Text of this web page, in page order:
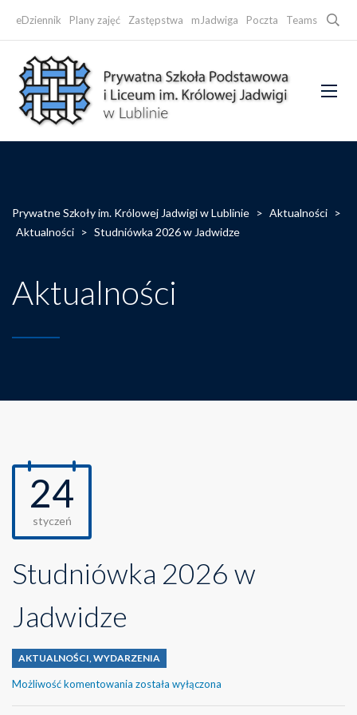
eDziennik Plany zajęć Zastępstwa mJadwiga Poczta Teams
Prywatne Szkoły im. Królowej Jadwigi w Lublinie > Aktualności >
Aktualności > Studniówka 2026 w Jadwidze
Aktualności
24
styczeń
Studniówka 2026 w
Jadwidze
AKTUALNOŚCI WYDARZENIA
Możliwość komentowania Studniówka
została wyłączona